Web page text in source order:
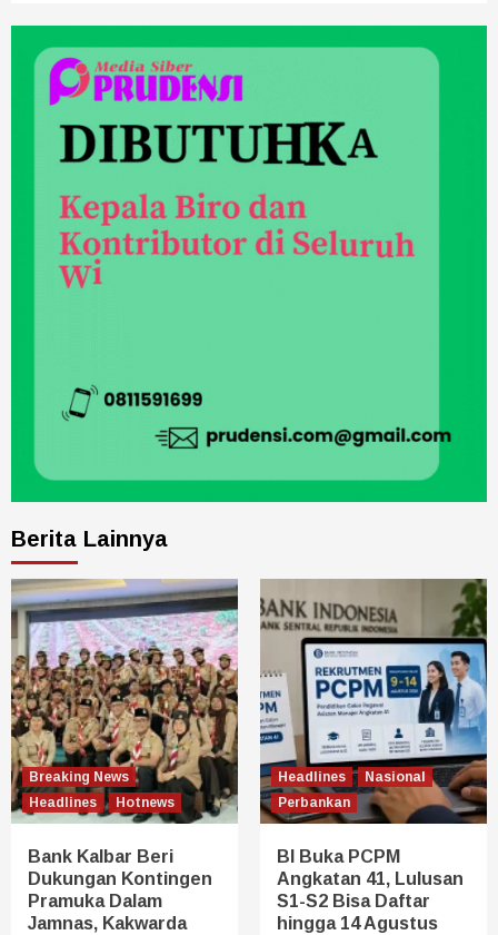
Berita Lainnya
Breaking News
Headlines
Hotnews
Bank Kalbar Beri
Dukungan Kontingen
Pramuka Dalam
Jamnas, Kakwarda
Headlines
Nasional
Perbankan
BI Buka PCPM
Angkatan 41, Lulusan
S1-S2 Bisa Daftar
hingga 14 Agustus